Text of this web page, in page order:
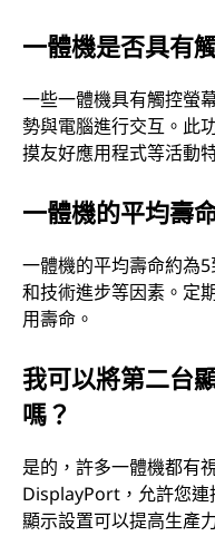
一體機是否具有
一些一體機具有觸控螢
勢與電腦進行交互。此
摸友好應用程式等活動
一體機的平均壽
一體機的平均壽命約為
和技術進步等因素。定
用壽命。
我可以將第二台
嗎？
是的，許多一體機都有
DisplayPort，允許您連
顯示設置可以提高生產